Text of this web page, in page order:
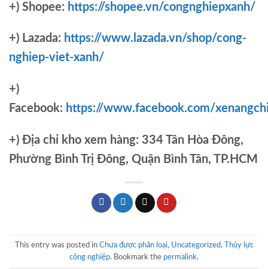
+) Shopee: https://shopee.vn/congnghiepxanh/
+) Lazada: https://www.lazada.vn/shop/cong-
nghiep-viet-xanh/
+)
Facebook: https://www.facebook.com/
+) Địa chỉ kho xem hàng: 334 Tân Hòa Đông,
Phường Bình Trị Đông, Quận Bình Tân, TP.HCM
This entry was posted in Chưa được phân loại, Uncategorized,
Thủy lực
công nghiệp. Bookmark the permalink.